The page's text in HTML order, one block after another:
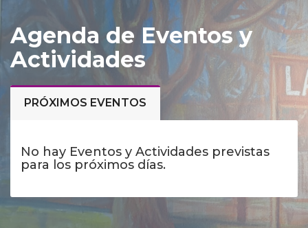
Agenda de Eventos y
Actividades
PRÓXIMOS EVENTOS
No hay Eventos y Actividades previstas
para los próximos días.